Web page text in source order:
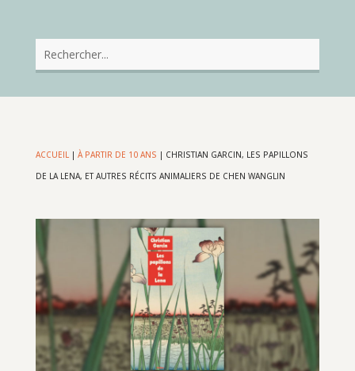
ACCUEIL| À PARTIR DE 10 ANS | CHRISTIAN GARCIN, LES PAPILLONS
DE LA LENA, ET AUTRES RÉCITS ANIMALIERS DE CHEN WANGLIN